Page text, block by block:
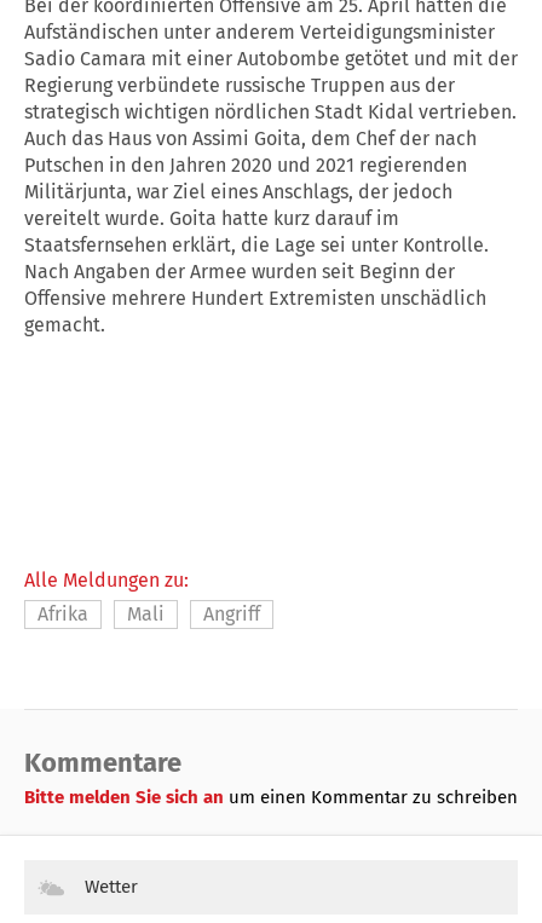
Bei der koordinierten Offensive am 25. April hatten die
Aufständischen unter anderem Verteidigungsminister
Sadio Camara mit einer Autobombe getötet und mit der
Regierung verbündete russische Truppen aus der
strategisch wichtigen nördlichen Stadt Kidal vertrieben.
Auch das Haus von Assimi Goita, dem Chef der nach
Putschen in den Jahren 2020 und 2021 regierenden
Militärjunta, war Ziel eines Anschlags, der jedoch
vereitelt wurde. Goita hatte kurz darauf im
Staatsfernsehen erklärt, die Lage sei unter Kontrolle.
Nach Angaben der Armee wurden seit Beginn der
Offensive mehrere Hundert Extremisten unschädlich
gemacht.
Alle Meldungen zu:
Afrika
Mali Angriff
Kommentare
Bitte melden Sie sich an um einen Kommentar zu schreiben
Wetter